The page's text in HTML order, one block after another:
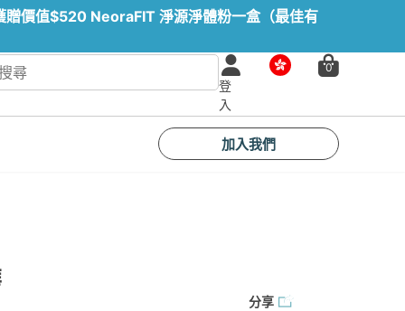
價值$520 NeoraFIT 淨源淨體粉一盒（最佳有
登
入
市
0
加入我們
分享